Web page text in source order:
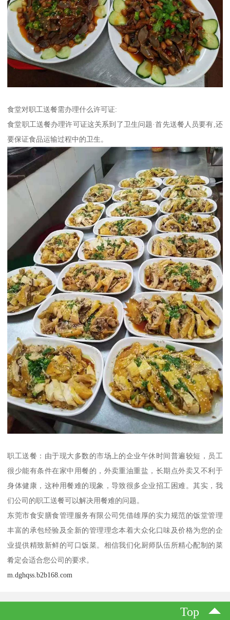
食堂对职工送餐需办理什么许可证:
食堂职工送餐办理许可证这关系到了卫生问题·首先送餐人员要有,还
要保证食品运输过程中的卫生。
职工送餐：由于现大多数的市场上的企业午休时间普遍较短，员工
很少能有条件在家中用餐的，外卖重油重盐，长期点外卖又不利于
身体健康，这种用餐难的现象，导致很多企业招工困难。其实，我
们公司的职工送餐可以解决用餐难的问题。
东莞市食安膳食管理服务有限公司凭借雄厚的实力规范的饭堂管理
丰富的承包经验及全新的管理理念本着大众化口味及价格为您的企
业提供精致新鲜的可口饭菜。相信我们化厨师队伍所精心配制的菜
肴定会适合您公司的要求。
m.dghqss.b2b168.com
Top